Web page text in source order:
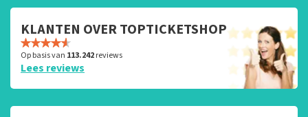
KLANTEN OVER TOPTICKETSHOP
Op basis van 113.242reviews
Lees reviews